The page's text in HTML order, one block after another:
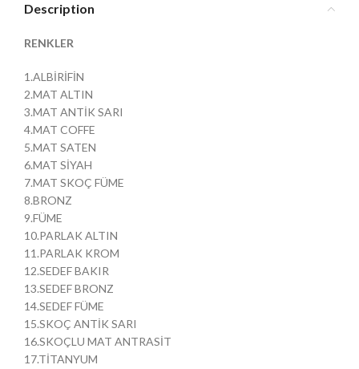
Description
RENKLER
1.ALBİRİFİN
2.MAT ALTIN
3.MAT ANTİK SARI
4.MAT COFFE
5.MAT SATEN
6.MAT SİYAH
7.MAT SKOÇ FÜME
8.BRONZ
9.FÜME
10.PARLAK ALTIN
11.PARLAK KROM
12.SEDEF BAKIR
13.SEDEF BRONZ
14.SEDEF FÜME
15.SKOÇ ANTİK SARI
16.SKOÇLU MAT ANTRASİT
17.TİTANYUM